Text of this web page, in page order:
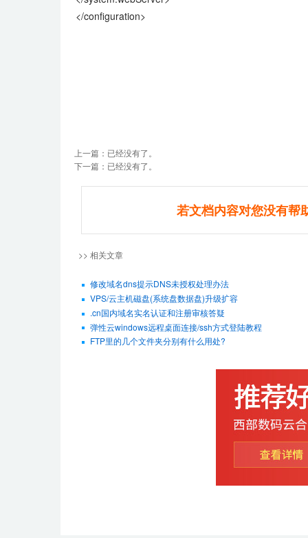
</configuration>
上一篇：已经没有了。
下一篇：已经没有了。
若文档内容对您没有帮
>> 相关文章
修改域名dns提示DNS未授权处理办法
VPS/云主机磁盘(系统盘数据盘)升级扩容
.cn国内域名实名认证和注册审核答疑
弹性云windows远程桌面连接/ssh方式登陆教程
FTP里的几个文件夹分别有什么用处?